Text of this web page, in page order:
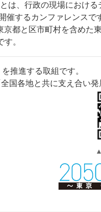
は、行政の現場におけ
催するカンファレンスで
京都と区市町村を含め
。
を推進する取組です。
各地と共に支え合い発